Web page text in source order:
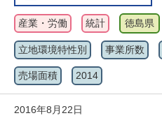
産業・労働 統計 徳島県
立地環境特性別 事業所数
売場面積 2014
2016年8月22日